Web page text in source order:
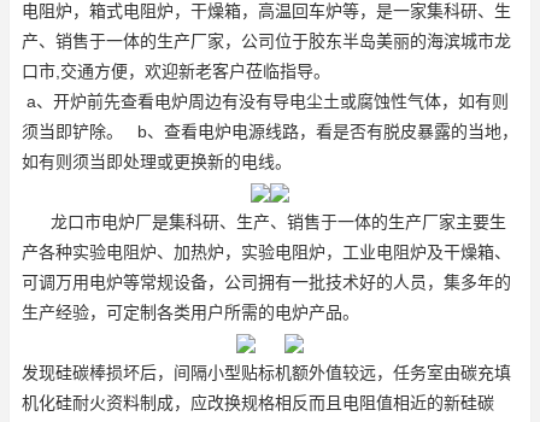
电阻炉， 箱式电阻炉，干燥箱，高温回车炉等，是一家集科研、生
产、销售于一体的生产厂家，公司位于胶东半岛美丽的海滨城市龙
口市,交通方便，欢迎新老客户莅临指导。
a、开炉前先查看电炉周边有没有导电尘土或腐蚀性气体，如有则
须当即铲除。 b、查看电炉电源线路，看是否有脱皮暴露的当地，
如有则须当即处理或更换新的电线。
龙口市电炉厂是集科研、生产、销售于一体的生产厂家主要生
产各种实验电阻炉、加热炉，实验电阻炉，工业电阻炉及干燥箱、
可调万用电炉等常规设备，公司拥有一批技术好的人员，集多年的
生产经验，可定制各类用户所需的电炉产品。
发现硅碳棒损坏后，间隔小型贴标机额外值较远，任务室由碳充填
机化硅耐火资料制成，应改换规格相反而且电阻值相近的新硅碳